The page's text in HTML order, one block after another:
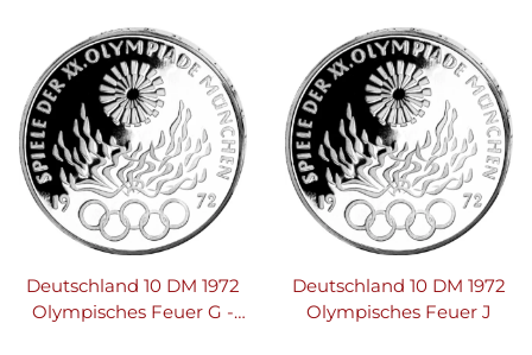
Deutschland 10 DM 1972
Olympisches Feuer G -
Deutschland 10 DM 1972
Olympisches Feuer J